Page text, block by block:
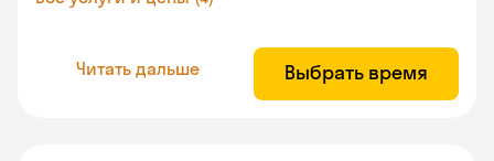
Читать дальше Выбрать время